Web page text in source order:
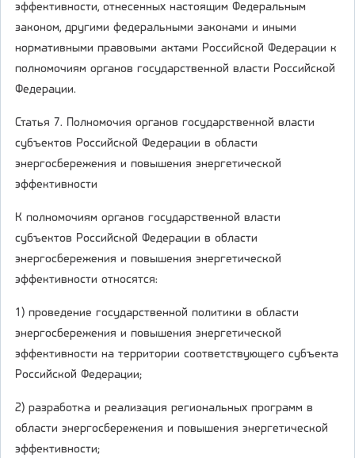
эффективности, отнесенных настоящим Федеральным
законом, другими федеральными законами и иными
нормативными правовыми актами Российской Федерации к
полномочиям органов государственной власти Российской
Федерации.
Статья 7. Полномочия органов государственной власти
субъектов Российской Федерации в области
энергосбережения и повышения энергетической
эффективности
К полномочиям органов государственной власти
субъектов Российской Федерации в области
энергосбережения и повышения энергетической
эффективности относятся:
1) проведение государственной политики в области
энергосбережения и повышения энергетической
эффективности на территории соответствующего субъекта
Российской Федерации;
2) разработка и реализация региональных программ в
области энергосбережения и повышения энергетической
эффективности;